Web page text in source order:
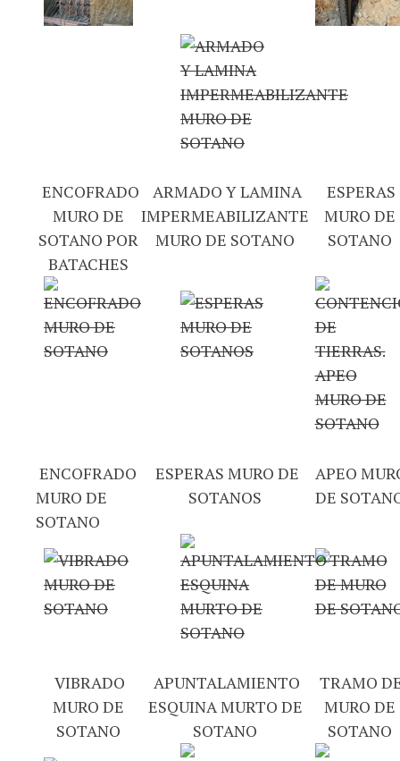
ENCOFRADO
MURO DE
SOTANO POR
BATACHES
ARMADO Y LAMINA
IMPERMEABILIZANTE
MURO DE SOTANO
ESPERAS
MURO DE
SOTANO
ENCOFRADO
MURO DE
SOTANO
ESPERAS MURO DE
SOTANOS
APEO
DE
VIBRADO
MURO DE
SOTANO
APUNTALAMIENTO
ESQUINA MURTO DE
SOTANO
TRAMO
MURO DE
SOTANO